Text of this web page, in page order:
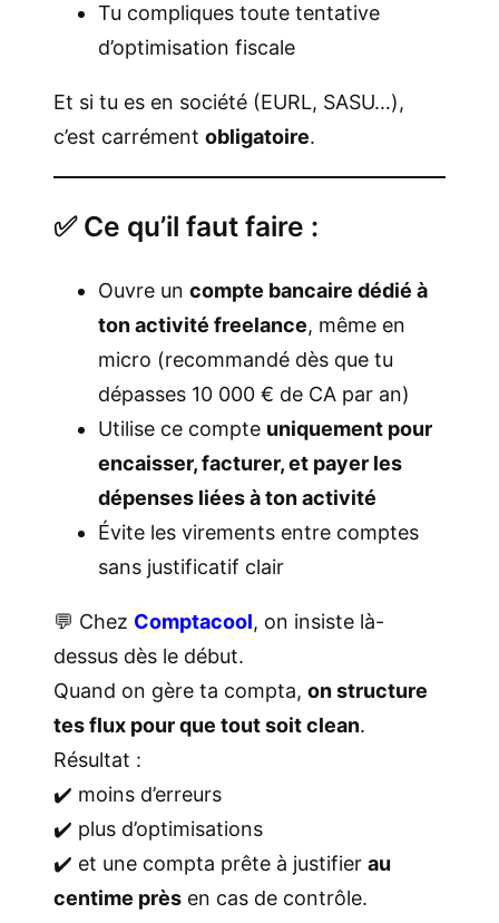
Tu compliques toute tentative
d’optimisation fiscale
Et si tu es en société (EURL, SASU…),
c’est carrément obligatoire.
✅ Ce qu’il faut faire :
Ouvre un compte bancaire dédié à
ton activité freelance, même en
micro (recommandé dès que tu
dépasses 10 000 € de CA par an)
Utilise ce compte uniquement pour
encaisser, facturer, et payer les
dépenses liées à ton activité
Évite les virements entre comptes
sans justificatif clair
💬 Chez Comptacool, on insiste là-
dessus dès le début.
Quand on gère ta compta, on structure
tes flux pour que tout soit clean.
Résultat :
✔️ moins d’erreurs
✔️ plus d’optimisations
✔️ et une compta prête à justifier au
centime près en cas de contrôle.